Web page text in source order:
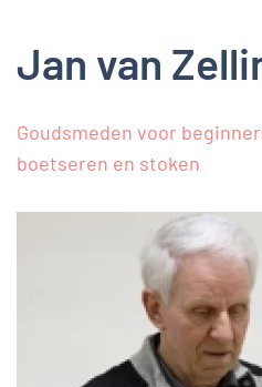
Jan van
Goudsmeden voor
boetseren en stoken